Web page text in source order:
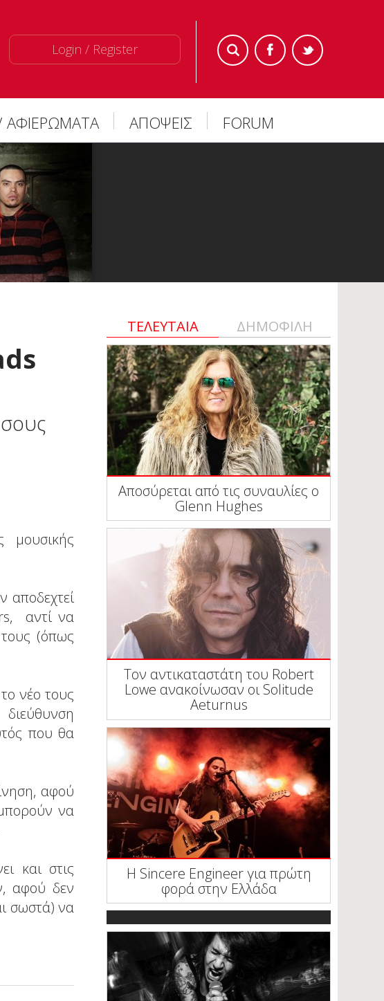
Login / Register
ΑΦΙΕΡΩΜΑΤΑ ΑΠΟΨΕΙΣ FORUM
αποδεχτεί
αντί να
(όπως
νέο τους
που θα
αφού
να
και στις
αφού δεν
σωστά) να
ΤΕΛΕΥΤΑΙΑ ΔΗΜΟΦΙΛΗ
Αποσύρεται από τις συναυλίες ο
Glenn Hughes
Τον αντικαταστάτη του Robert
Lowe ανακοίνωσαν οι Solitude
Aeturnus
Η Sincere Engineer για πρώτη
φορά στην Ελλάδα